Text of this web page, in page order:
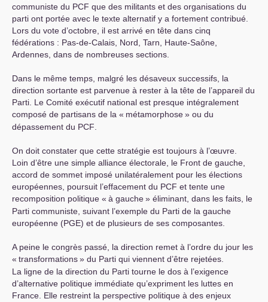
communiste du PCF que des militants et des organisations du
parti ont portée avec le texte alternatif y a fortement contribué.
Lors du vote d’octobre, il est arrivé en tête dans cinq
fédérations : Pas-de-Calais, Nord, Tarn, Haute-Saône,
Ardennes, dans de nombreuses sections.
Dans le même temps, malgré les désaveux successifs, la
direction sortante est parvenue à rester à la tête de l’appareil du
Parti. Le Comité exécutif national est presque intégralement
composé de partisans de la « métamorphose» ou du
dépassement du PCF
On doit constater que cette stratégie est toujours à l’œuvre.
Loin d’être une simple alliance électorale, le Front de gauche,
accord de sommet imposé unilatéralement pour les élections
européennes, poursuit l’effacement du PCF et tente une
recomposition politique « à gauche» éliminant, dans les faits, le
Parti communiste, suivant l’exemple du Parti de la gauche
européenne (PGE) et de plusieurs de ses composantes.
A peine le congrès passé, la direction remet à l’ordre du jour les
« transformations» du Parti qui viennent d’être rejetées.
La ligne de la direction du Parti tourne le dos à l’exigence
d’alternative politique immédiate qu’expriment les luttes en
France. Elle restreint la perspective politique à des enjeux